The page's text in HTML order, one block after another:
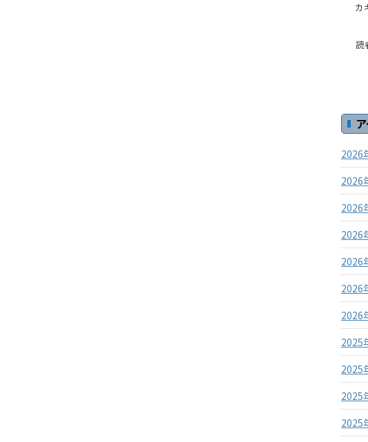
カ
読
2026
2026
2026
2026
2026
2026
2026
2025
2025
2025
2025